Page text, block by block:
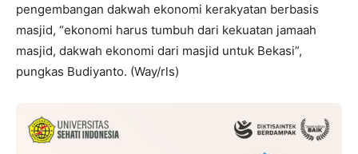
pengembangan dakwah ekonomi kerakyatan berbasis
masjid, “ekonomi harus tumbuh dari kekuatan jamaah
masjid, dakwah ekonomi dari masjid untuk Bekasi”,
pungkas Budiyanto. (Way/rls)